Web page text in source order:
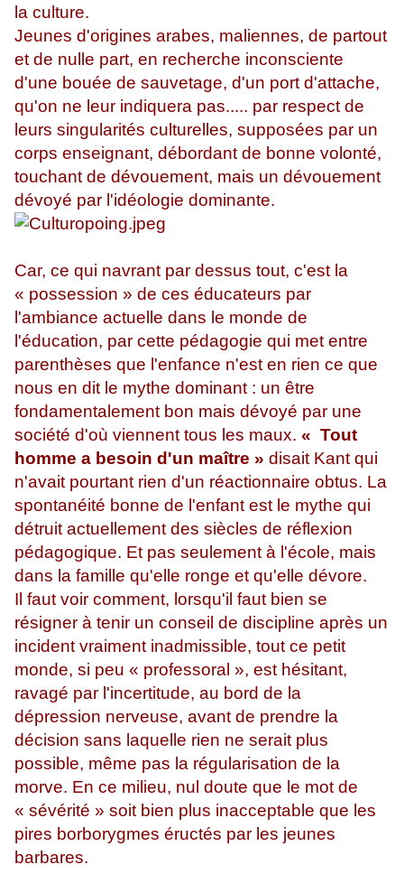
la culture.
Jeunes d'origines arabes, maliennes, de partout
et de nulle part, en recherche inconsciente
d'une bouée de sauvetage, d'un port d'attache,
qu'on ne leur indiquera pas..... par respect de
leurs singularités culturelles, supposées par un
corps enseignant, débordant de bonne volonté,
touchant de dévouement, mais un dévouement
dévoyé par l'idéologie dominante.
Car, ce qui navrant par dessus tout, c'est la
« possession » de ces éducateurs par
l'ambiance actuelle dans le monde de
l'éducation, par cette pédagogie qui met entre
parenthèses que l'enfance n'est en rien ce que
nous en dit le mythe dominant : un être
fondamentalement bon mais dévoyé par une
société d'où viennent tous les maux. « Tout
homme a besoin d'un maître » disait Kant qui
n'avait pourtant rien d'un réactionnaire obtus. La
spontanéité bonne de l'enfant est le mythe qui
détruit actuellement des siècles de réflexion
pédagogique. Et pas seulement à l'école, mais
dans la famille qu'elle ronge et qu'elle dévore.
Il faut voir comment, lorsqu'il faut bien se
résigner à tenir un conseil de discipline après un
incident vraiment inadmissible, tout ce petit
monde, si peu « professoral », est hésitant,
ravagé par l'incertitude, au bord de la
dépression nerveuse, avant de prendre la
décision sans laquelle rien ne serait plus
possible, même pas la régularisation de la
morve. En ce milieu, nul doute que le mot de
« sévérité » soit bien plus inacceptable que les
pires borborygmes éructés par les jeunes
barbares.